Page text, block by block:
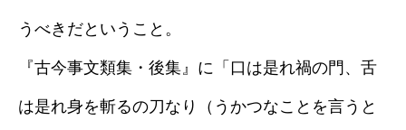
うべきだということ。
『古今事文類集・後集』に「口は是れ禍の門、舌
は是れ身を斬るの刀なり（うかつなことを言うと